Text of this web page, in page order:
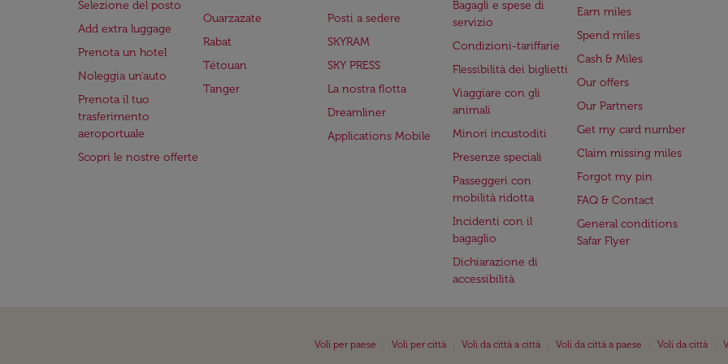
Selezione del posto
Add extra luggage
Prenota un hotel
Noleggia un'auto
Prenota il tuo
trasferimento
aeroportuale
Scopri le nostre offerte
Ouarzazate
Rabat
Tétouan
Tanger
Posti a sedere
SKYRAM
SKY PRESS
La nostra flotta
Dreamliner
Applications Mobile
Bagagli e spese di
servizio
Condizioni-tariffarie
Flessibilità dei biglietti
Viaggiare con gli
animali
Minori incustoditi
Presenze speciali
Passeggeri con
mobilità ridotta
Incidenti con il
bagaglio
Dichiarazione di
accessibilità
Earn miles
Spend miles
Cash & Miles
Our offers
Our Partners
Get my card number
Claim missing miles
Forgot my pin
FAQ & Contact
General conditions
Safar Flyer
Voli per paese Voli per città Voli da città a città Voli da città a paese Voli da città